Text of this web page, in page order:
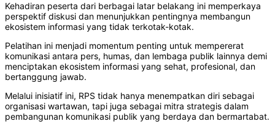
Kehadiran peserta dari berbagai latar belakang ini memperkaya
perspektif diskusi dan menunjukkan pentingnya membangun
ekosistem informasi yang tidak terkotak-kotak.
Pelatihan ini menjadi momentum penting untuk mempererat
komunikasi antara pers, humas, dan lembaga publik lainnya demi
menciptakan ekosistem informasi yang sehat, profesional, dan
bertanggung jawab.
Melalui inisiatif ini, RPS tidak hanya menempatkan diri sebagai
organisasi wartawan, tapi juga sebagai mitra strategis dalam
pembangunan komunikasi publik yang berdaya dan bermartabat.